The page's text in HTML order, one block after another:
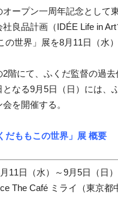
ープン一周年記念として
社良品計画（IDÉE Life in
の世界」展を8月11日（水
階にて、ふくだ監督の過
となる9月5日（日）には、
を開催する。
だももこの世界」展 概要
11日（水）～9月5日（日
The Café ミライ（東京都